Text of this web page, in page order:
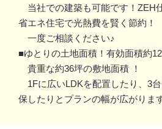
当社での建築も可能です！ZEH
省エネ住宅で光熱費を賢く節約！
一度ご相談ください♪
■ゆとりの土地面積！有効面積約
貴重な約36坪の敷地面積 ！
1Fに広いLDKを配置したり、3
保したりとプランの幅が広がります